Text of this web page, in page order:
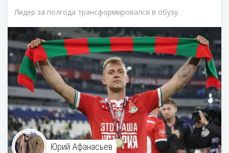
Лидер за полгода трансформировался в обузу.
Юрий Афанасьев